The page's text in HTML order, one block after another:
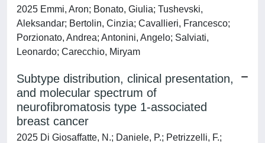
2025 Emmi, Aron; Bonato, Giulia; Tushevski,
Aleksandar; Bertolin, Cinzia; Cavallieri, Francesco;
Porzionato, Andrea; Antonini, Angelo; Salviati,
Leonardo; Carecchio, Miryam
Subtype distribution, clinical presentation,
and molecular spectrum of
neurofibromatosis type 1-associated
breast cancer
2025 Di Giosaffatte, N.; Daniele, P.; Petrizzelli, F.;